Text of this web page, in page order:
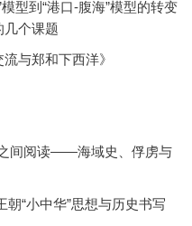
型到“港口-腹海”模型的转变
个课题
与郑和下西洋》
间阅读——海域史、俘虏与
“小中华”思想与历史书写